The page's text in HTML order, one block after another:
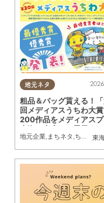
地元ネタ
粗品＆バッグ貰える！
回メディアスうちわ大
200作品をメディアスプ
東海・大府にて展示｜7/
(木)～8/16(日)／ちたま
告
地元企業 まちネタ ちたまる広告